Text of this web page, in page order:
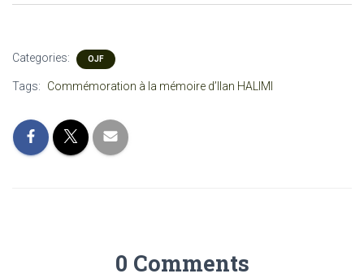
Categories: OJF
Tags: Commémoration à la mémoire d’Ilan HALIMI
0 Comments